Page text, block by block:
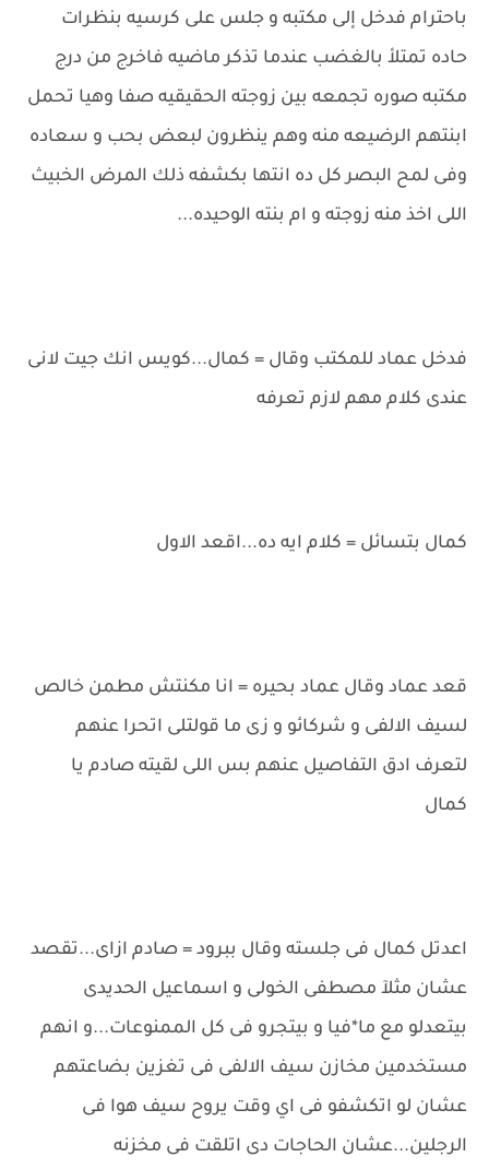
باحترام فدخل إلى مكتبه و جلس على كرسيه بنظرات
حاده تمتلأ بالغضب عندما تذكر ماضيه فاخرج من درج
مكتبه صوره تجمعه بين زوجته الحقيقيه صفا وهيا تحمل
ابنتهم الرضيعه منه وهم ينظرون لبعض بحب و سعاده
وفى لمح البصر كل ده انتها بكشفه ذلك المرض الخبيث
اللى اخذ منه زوجته و ام بنته الوحيده...
فدخل عماد للمكتب وقال = كمال...كويس انك جيت لانى
عندى كلام مهم لازم تعرفه
كمال بتسائل = كلام ايه ده...اقعد الاول
قعد عماد وقال عماد بحيره = انا مكنتش مطمن خالص
لسيف الالفى و شركائو و زى ما قولتلى اتحرا عنهم
لتعرف ادق التفاصيل عنهم بس اللى لقيته صادم يا
كمال
اعدتل كمال فى جلسته وقال ببرود = صادم ازاى...تقصد
عشان مثلآ مصطفى الخولى و اسماعيل الحديدى
بيتعدلو مع ما*فيا و بيتجرو فى كل الممنوعات...و انهم
مستخدمين مخازن سيف الالفى فى تغزين بضاعتهم
عشان لو اتكشفو فى اي وقت يروح سيف هوا فى
الرجلين...عشان الحاجات دى اتلقت فى مخزنه